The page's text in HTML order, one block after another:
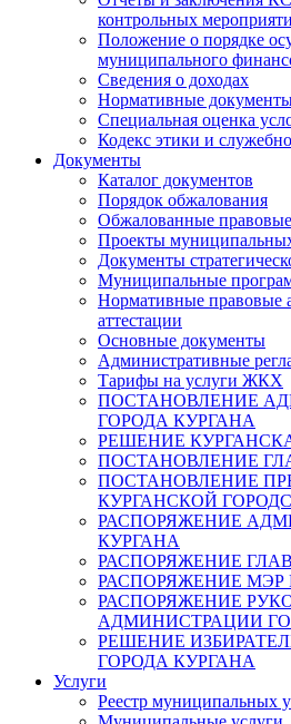
контрольных
Положение о порядке
муниципального
Сведения о доходах
Нормативные
Специальная оценка
Кодекс этики и
Документы
Каталог документов
Порядок обжалования
Обжалованные
Проекты
Документы
Муниципальные
Нормативные правовые
аттестации
Основные документы
Административные
Тарифы на услуги ЖКХ
ПОСТАНОВЛЕНИЕ
ГОРОДА КУРГАНА
РЕШЕНИЕ
ПОСТАНОВЛЕНИЕ
ПОСТАНОВЛЕНИЕ
КУРГАНСКОЙ
РАСПОРЯЖЕНИЕ
КУРГАНА
РАСПОРЯЖЕНИЕ
РАСПОРЯЖЕНИЕ МЭР
РАСПОРЯЖЕНИЕ
АДМИНИСТРАЦИИ
РЕШЕНИЕ
ГОРОДА КУРГАНА
Услуги
Реестр муниципальных